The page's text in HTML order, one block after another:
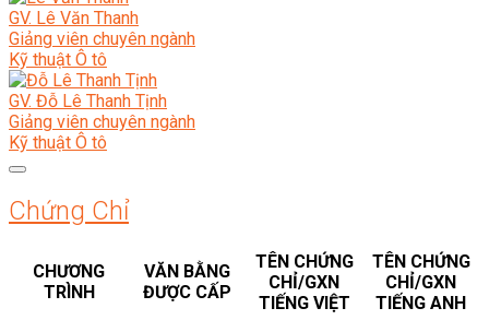
GV. Lê Văn Thanh
Giảng viên chuyên ngành
Kỹ thuật Ô tô
GV. Đỗ Lê Thanh Tịnh
Giảng viên chuyên ngành
Kỹ thuật Ô tô
Chứng Chỉ
CHƯƠNG
TRÌNH
VĂN BẰNG
ĐƯỢC CẤP
TÊN CHỨNG
CHỈ/GXN
TIẾNG VIỆT
TÊN CHỨNG
CHỈ/GXN
TIẾNG ANH